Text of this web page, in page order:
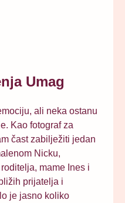
Umag
ali neka ostanu
Kao fotograf za
čast zabilježiti jedan
Nicku,
mame Ines i
prijatelja i
je jasno koliko